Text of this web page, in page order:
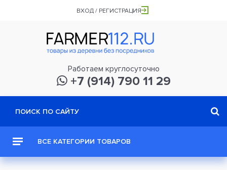
ВХОД / РЕГИСТРАЦИЯ
Работаем круглосуточно
+7 (914) 790 11 29
ВСЕ КАТЕГОРИИ ТОВАРОВ